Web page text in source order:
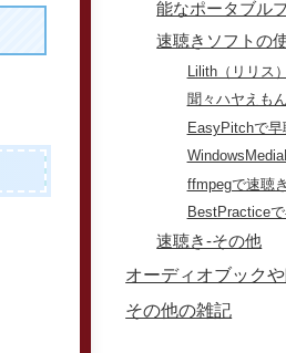
能なポータブル
速聴きソフトの
Lilith（リリス
聞々ハヤえも
EasyPitchで早
ffmpegで速聴き
BestPracticeで
速聴き-その他
オーディオブック
その他の雑記